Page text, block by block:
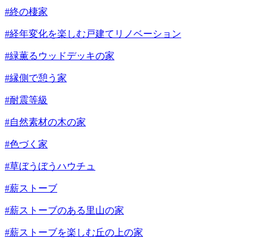
#終の棲家
#経年変化を楽しむ戸建てリノベーション
#緑薫るウッドデッキの家
#縁側で憩う家
#耐震等級
#自然素材の木の家
#色づく家
#草ぼうぼうハウチュ
#薪ストーブ
#薪ストーブのある里山の家
#薪ストーブを楽しむ丘の上の家